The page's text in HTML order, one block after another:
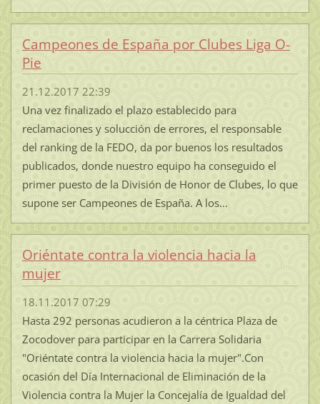
Campeones de España por Clubes Liga O-
Pie
21.12.2017 22:39
Una vez finalizado el plazo establecido para
reclamaciones y solucción de errores, el responsable
del ranking de la FEDO, da por buenos los resultados
publicados, donde nuestro equipo ha conseguido el
primer puesto de la División de Honor de Clubes, lo que
supone ser Campeones de España. A los...
Oriéntate contra la violencia hacia la
mujer
18.11.2017 07:29
Hasta 292 personas acudieron a la céntrica Plaza de
Zocodover para participar en la Carrera Solidaria
"Oriéntate contra la violencia hacia la mujer".Con
ocasión del Día Internacional de Eliminación de la
Violencia contra la Mujer la Concejalía de Igualdad del